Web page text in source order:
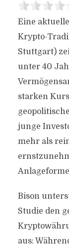
Eine
Krypto-
Stuttgart)
unter 40
starken
junge
mehr als
Bison
Studie den
aus: